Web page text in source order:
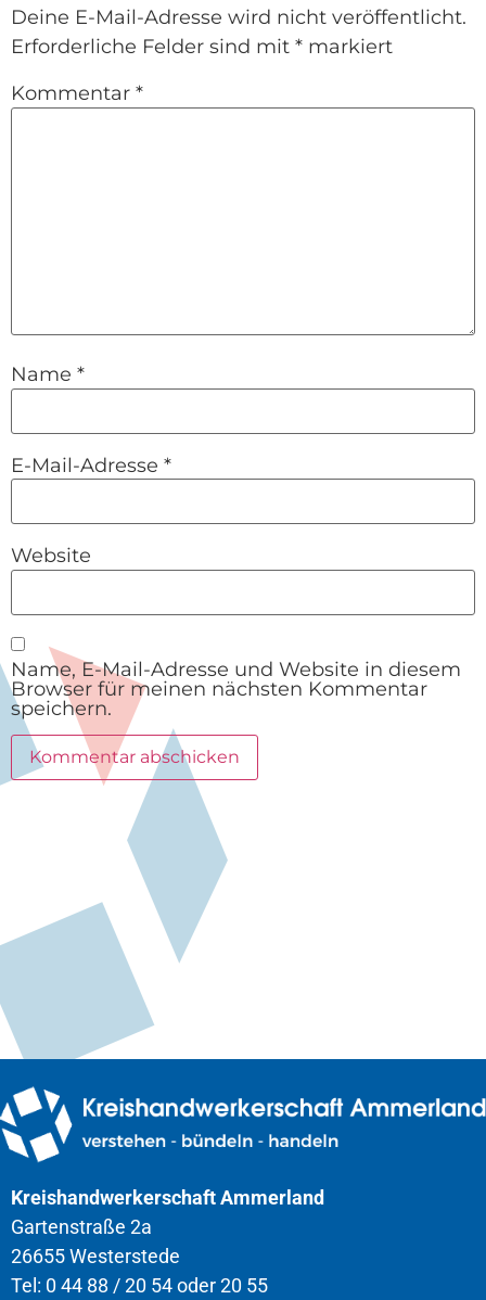
Deine E-Mail-Adresse wird nicht veröffentlicht.
Erforderliche Felder sind mit * markiert
Kommentar *
Name *
E-Mail-Adresse *
Website
Name, E-Mail-Adresse und Website in diesem
Browser für meinen nächsten Kommentar
speichern.
Kreishandwerkerschaft Ammerland
Gartenstraße 2a
26655 Westerstede
Tel: 0 44 88 / 20 54 oder 20 55